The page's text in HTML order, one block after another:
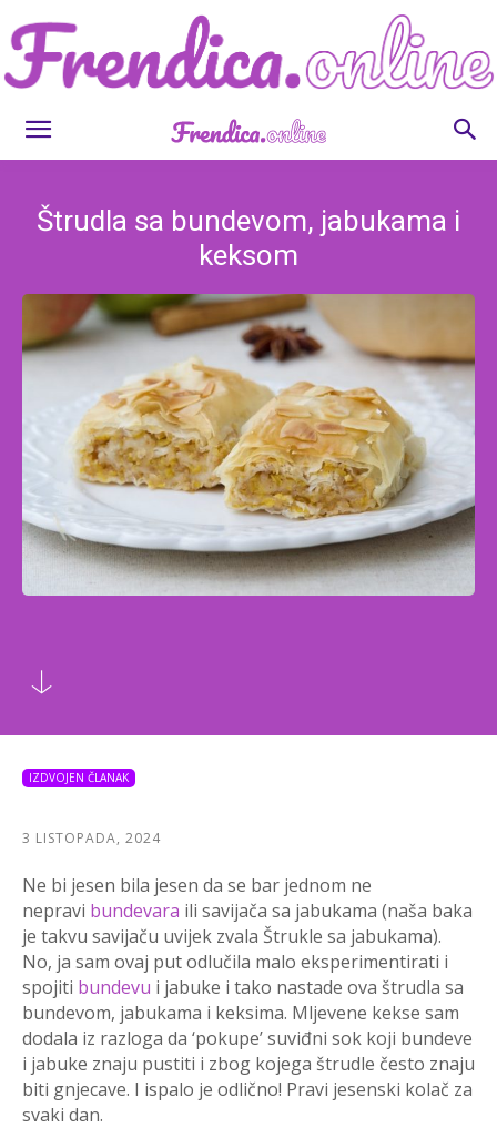
Frendica.online
Štrudla sa bundevom, jabukama i
keksom
IZDVOJEN ČLANAK
3 LISTOPADA, 2024
Ne bi jesen bila jesen da se bar jednom ne
nepravi bundevara ili savijača sa jabukama (naša baka
je takvu savijaču uvijek zvala Štrukle sa jabukama).
No, ja sam ovaj put odlučila malo eksperimentirati i
spojiti bundevu i jabuke i tako nastade ova štrudla sa
bundevom, jabukama i keksima. Mljevene kekse sam
dodala iz razloga da ‘pokupe’ suviđni sok koji bundeve
i jabuke znaju pustiti i zbog kojega štrudle često znaju
biti gnjecave. I ispalo je odlično! Pravi jesenski kolač za
svaki dan.